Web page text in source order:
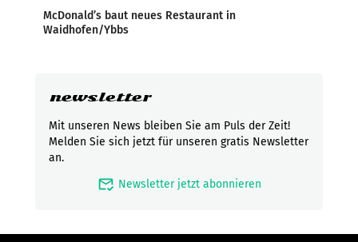
McDonald’s baut neues Restaurant in
Waidhofen/Ybbs
newsletter
Mit unseren News bleiben Sie am Puls der Zeit!
Melden Sie sich jetzt für unseren gratis Newsletter
an.
mark_email_read Newsletter jetzt abonnieren